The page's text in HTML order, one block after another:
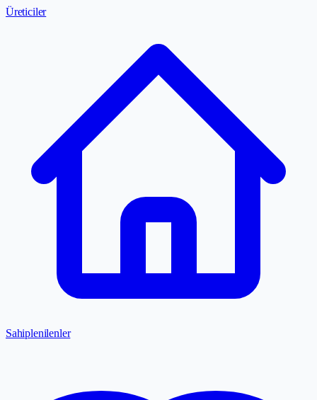
Üreticiler
Sahiplenilenler